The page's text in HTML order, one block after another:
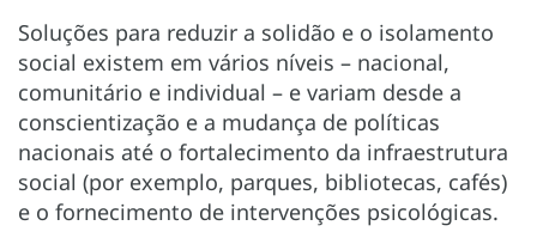
Soluções para reduzir a solidão e o isolamento
social existem em vários níveis – nacional,
comunitário e individual – e variam desde a
conscientização e a mudança de políticas
nacionais até o fortalecimento da infraestrutura
social (por exemplo, parques, bibliotecas, cafés)
e o fornecimento de intervenções psicológicas.